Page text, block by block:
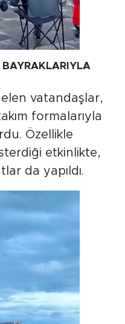
BAYRAKLARIYLA
vatandaşlar,
formalarıyla
Özellikle
etkinlikte,
da yapıldı.